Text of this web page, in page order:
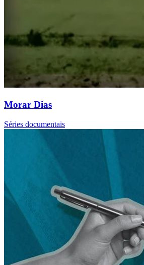
Morar Dias
Séries documentais